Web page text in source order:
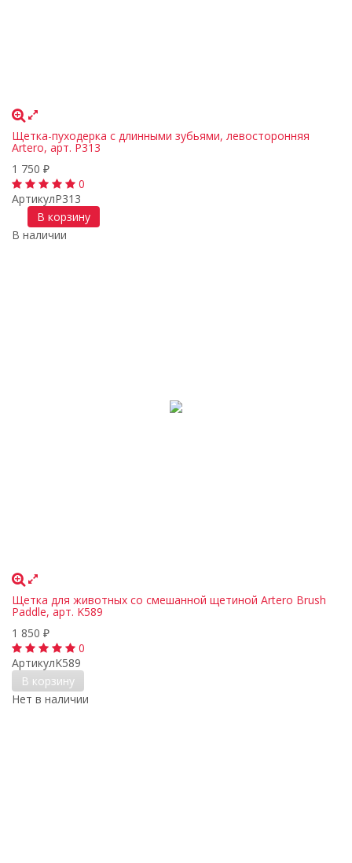
Щетка-пуходерка с длинными зубьями, левосторонняя
Artero, арт. P313
1 750 ₽
0
АртикулP313
В корзину
В наличии
Щетка для животных со смешанной щетиной Artero Brush
Paddle, арт. K589
1 850 ₽
0
АртикулK589
В корзину
Нет в наличии